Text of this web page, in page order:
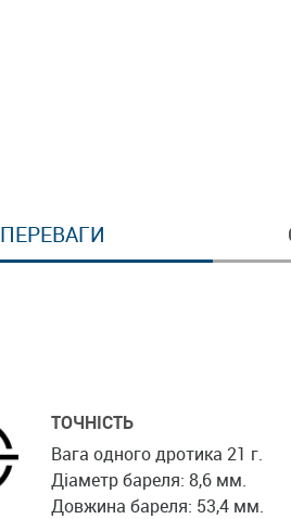
ПЕРЕВАГИ
ТОЧНІСТЬ
Вага одного дротика 21 г.
Діаметр бареля: 8,6 мм.
Довжина бареля: 53,4 мм.